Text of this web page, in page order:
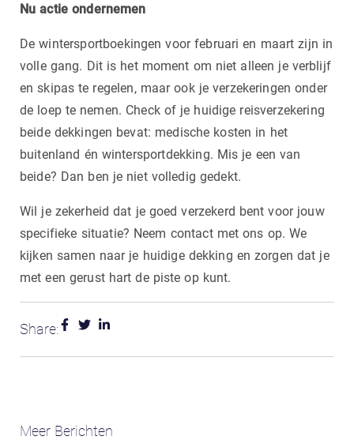
Nu actie ondernemen
De wintersportboekingen voor februari en maart zijn in
volle gang. Dit is het moment om niet alleen je verblijf
en skipas te regelen, maar ook je verzekeringen onder
de loep te nemen. Check of je huidige reisverzekering
beide dekkingen bevat: medische kosten in het
buitenland én wintersportdekking. Mis je een van
beide? Dan ben je niet volledig gedekt.
Wil je zekerheid dat je goed verzekerd bent voor jouw
specifieke situatie? Neem contact met ons op. We
kijken samen naar je huidige dekking en zorgen dat je
met een gerust hart de piste op kunt.
Share:
Meer Berichten